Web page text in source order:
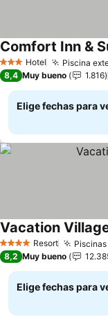
3 Estrellas
Hotel Piscina
Comfort Inn &
8,4 Muy bueno 1.816
Elige fechas para
4 EstrellasResort
Vacation
8,2 Muy bueno
Elige fechas para